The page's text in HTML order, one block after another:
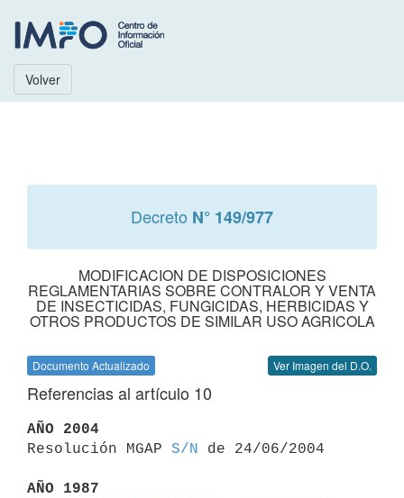
Volver
Decreto N° 149/977
MODIFICACION DE DISPOSICIONES
REGLAMENTARIAS SOBRE CONTRALOR Y VENTA
DE INSECTICIDAS, FUNGICIDAS, HERBICIDAS Y
OTROS PRODUCTOS DE SIMILAR USO AGRICOLA
Documento Actualizado Ver Imagen del D.O.
Referencias al artículo 10
AÑO 2004
Resolución MGAP S/N de 24/06/2004
AÑO 1987